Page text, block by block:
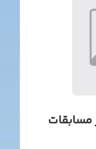
مسابقات